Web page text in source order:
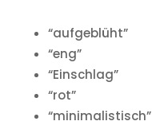
“aufgeblüht”
“eng”
“Einschlag”
“rot”
“minimalistisch”